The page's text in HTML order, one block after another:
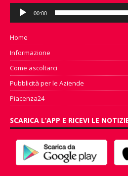
Audio
Player
00:00
Home
Informazione
Come ascoltarci
Pubblicità per le Aziende
Piacenza24
SCARICA L’APP E RICEVI LE